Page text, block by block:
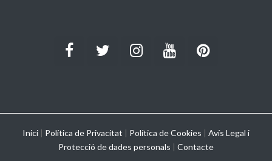
Inici | Política de Privacitat | Política de Cookies | Avís Legal i
Protecció de dades personals | Contacte